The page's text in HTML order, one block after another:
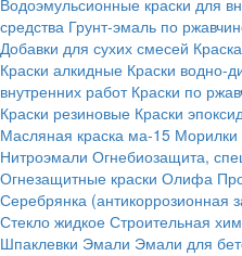
Водоэмульсионные краски для
средства Грунт-эмаль по
Добавки для сухих смесей
Краски алкидные Краски водно-
внутренних работ Краски по
Краски резиновые Краски
Масляная краска ма-15
Нитроэмали Огнебиозащита,
Огнезащитные краски Олифа
Серебрянка (антикоррозионная
Стекло жидкое Строительная
Шпаклевки Эмали Эмали для